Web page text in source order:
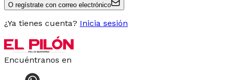
O regístrate con correo electrónico
¿Ya tienes cuenta? Inicia sesión
Encuéntranos en